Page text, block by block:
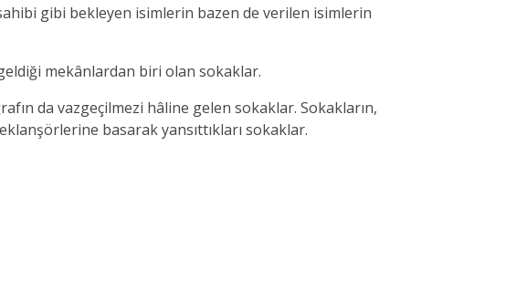
gibi bekleyen isimlerin bazen de verilen isimlerin
mekânlardan biri olan sokaklar.
da vazgeçilmezi hâline gelen sokaklar. Sokakların,
basarak yansıttıkları sokaklar.